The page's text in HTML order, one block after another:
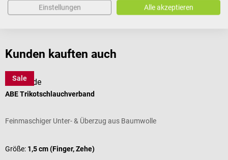
Bewertungen
Kunden kauften auch
Sale
Meditrade
ABE Trikotschlauchverband
Feinmaschiger Unter- & Überzug aus Baumwolle
Größe: 1,5 cm (Finger, Zehe)
Einstellungen Alle akzeptieren